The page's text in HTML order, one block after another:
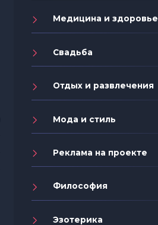
Медицина и здоровье
Свадьба
Отдых и развлечения
Мода и стиль
Реклама на проекте
Философия
Эзотерика